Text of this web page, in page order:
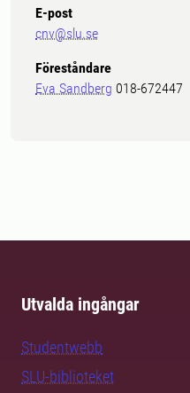
E-post
cnv@slu.se
Föreståndare
Eva Sandberg 018-672447
Utvalda ingångar
Studentwebb
SLU-biblioteket